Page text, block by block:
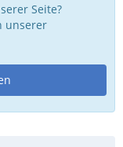
Seite?
unserer